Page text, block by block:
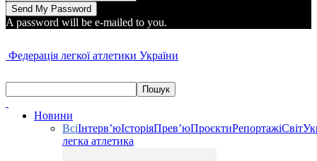
A password will be e-mailed to you.
Федерація легкої атлетики України
Новини
ВсіІнтерв’юІсторіяПрев’юПроєктиРепортажіСвіт
легка атлетика